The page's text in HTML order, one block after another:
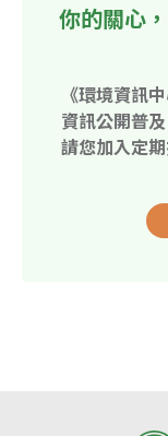
你的關心
《環境資訊
資訊公開普
請您加入定